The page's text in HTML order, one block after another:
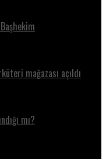
mağazası açıldı
mı?